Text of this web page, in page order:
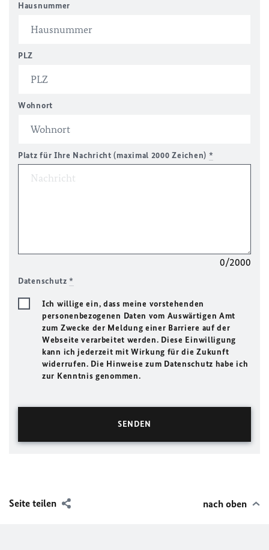
Hausnummer
PLZ
Wohnort
Platz für Ihre Nachricht (maximal 2000 Zeichen) *
0/2000
Datenschutz*
Ich willige ein, dass meine vorstehenden
personenbezogenen Daten vom Auswärtigen Amt
zum Zwecke der Meldung einer Barriere auf der
Webseite verarbeitet werden. Diese Einwilligung
kann ich jederzeit mit Wirkung für die Zukunft
widerrufen. Die Hinweise zum Datenschutz habe ich
zur Kenntnis genommen.
Seite teilen nach oben